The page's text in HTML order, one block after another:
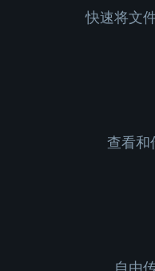
快速将文
查看和
自由